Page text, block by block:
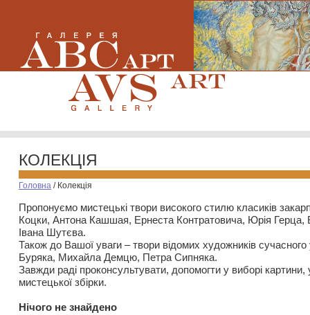
КОЛЕКЦІЯ
Головна / Колекція
Пропонуємо мистецькі твори високого стилю класиків
Коцки, Антона Кашшая, Ернеста Контратовича, Юрія
Івана Шутєва.
Також до Вашої уваги – твори відомих художників
Буряка, Михайла Демцю, Петра Сипняка.
Завжди раді проконсультувати, допомогти у виборі картини,
мистецької збірки.
Нiчого не знайдено